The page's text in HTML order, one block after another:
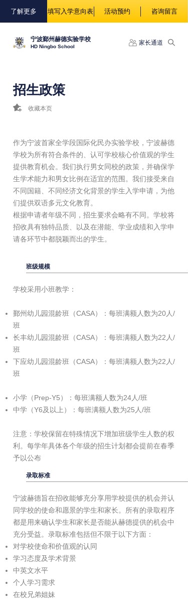
了解更多 填写入学意向表 活动预约 咨询留言
宁波鄞州赫德实验学校
HD Ningbo School
家长通道
招生政策
收藏本页
作为宁波首家全学段国际化民办实验学校，宁波赫德
学校为所有符合条件的、认可学校核心价值观的学生
提供教育机会。我们执行男女同校的政策，并确保学
生学术能力和男女比例在适宜的范围。我们接受来自
不同国籍、不同经济文化背景的学生入学申请，为他
们提供双语多元文化教育。
根据申请者年级不同，招生要求会略有不同。学校将
招收具有独特品质、以及在潜能、学业成绩和入学申
请各环节中都脱颖而出的学生。
班级规模
学校采用小班教学：
鄞州幼儿园混龄班（CASA）：每班满额人数为20人/
班
长丰幼儿园混龄班（CASA）：每班满额人数为22人/
班
下应幼儿园混龄班（CASA）：每班满额人数为22人/
班
小学（Prep-Y5）：每班满额人数为24人/班
中学（Y6及以上）：每班满额人数为25人/班
注意：学校保留在特殊情况下增加班级学生人数的权
利。每学年具体各个年级的招生计划都会提前在春季
予以公布
录取标准
宁波赫德旨在招收能够充分享用学校提供的机会并认
同学校的使命和愿景的学生和家长。所有的录取程序
都是用来确认学生和家长是否能从赫德提供的机会中
充分受益。录取标准包括但不限于以下方面：
对学校使命和价值观的认同
学习态度及学术背景
中英文水平
个人学习需求
在校兄弟姐妹